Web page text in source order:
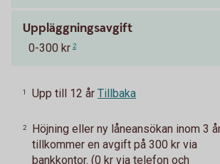
Uppläggningsavgift
0-300 kr 2
1 Upp till 12 år Tillbaka
2
Höjning eller ny låneansökan inom 3
tillkommer en avgift på 300 kr via
bankkontor. (0 kr via telefon och